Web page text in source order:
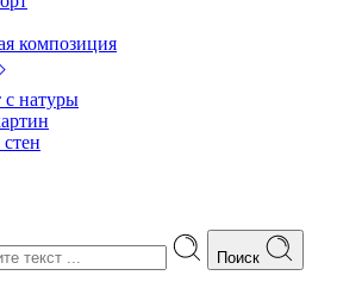
композиция
с натуры
Поиск